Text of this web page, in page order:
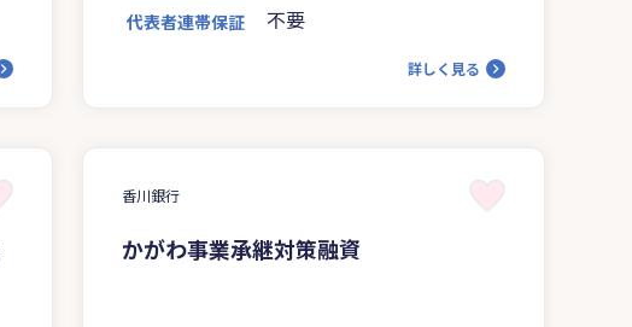
代表者連帯保証 不要
詳しく見る
香川銀行
かがわ事業承継対策融資